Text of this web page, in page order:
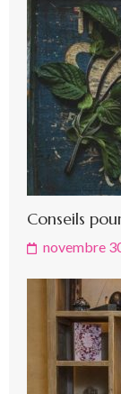
Conseils
novembre